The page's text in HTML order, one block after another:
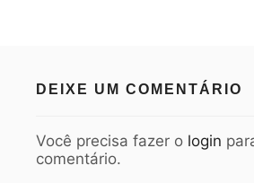
DEIXE UM COMENTÁRIO
Você precisa fazer o login
comentário.